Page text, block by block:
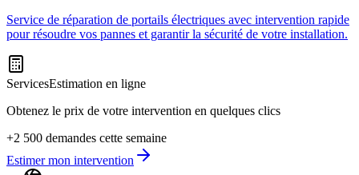
Service de réparation de portails électriques avec intervention rapide
pour résoudre vos pannes et garantir la sécurité de votre installation.
ServicesEstimation en ligne
Obtenez le prix de votre intervention en quelques clics
+2 500 demandes cette semaine
Estimer mon intervention